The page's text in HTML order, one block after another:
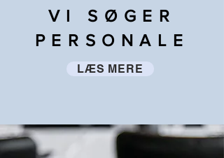
VI SØGER
PERSONALE
LÆS MERE